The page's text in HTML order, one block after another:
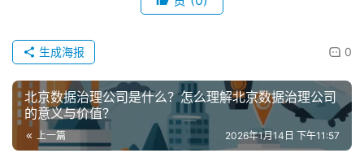
0
生成海报
北京数据治理公司是什么？怎么理解北京数据治理公司
的意义与价值？
上一篇 2026年1月14日 下午11:57